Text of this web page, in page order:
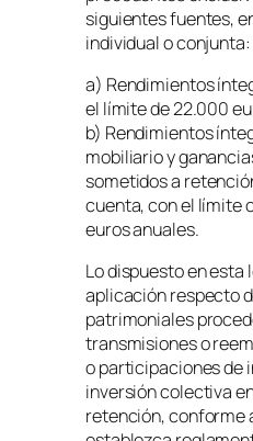
siguientes fuentes,
individual o conjunta:
a) Rendimientos
el límite de 22.000
b) Rendimientos
mobiliario y
sometidos a
cuenta, con el límite
euros anuales.
Lo dispuesto en esta
aplicación respecto
patrimoniales
transmisiones o
o participaciones de
inversión colectiva
retención, conforme